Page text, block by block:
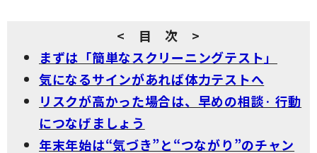
< 目 次 >
まずは「簡単なスクリーニングテスト」
気になるサインがあれば体力テストへ
リスクが高かった場合は、早めの相談· 行動
につなげましょう
年末年始は“気づき”と“つながり”のチャン